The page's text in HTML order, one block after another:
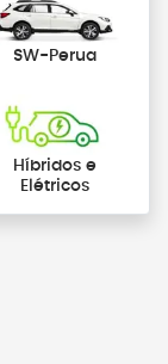
SW-Perua
Híbridos e
Elétricos